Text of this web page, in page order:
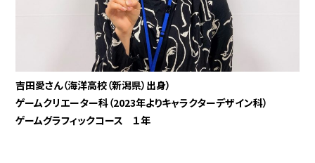
吉田愛さん（海洋高校（新潟県）出身）
ゲームクリエーター科（2023年よりキャラクターデザイン科）
ゲームグラフィックコース １年